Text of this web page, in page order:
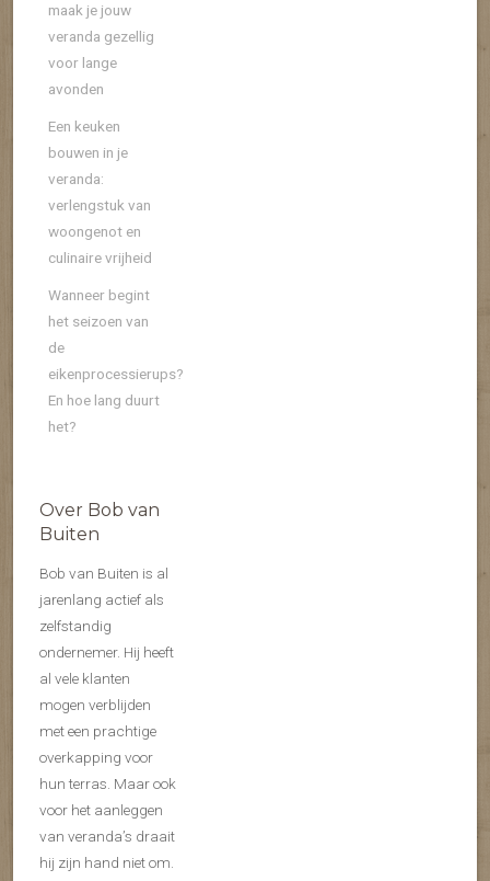
maak je jouw
veranda gezellig
voor lange
avonden
Een keuken
bouwen in je
veranda:
verlengstuk van
woongenot en
culinaire vrijheid
Wanneer begint
het seizoen van
de
eikenprocessierups?
En hoe lang duurt
het?
Over Bob van
Buiten
Bob van Buiten is al
jarenlang actief als
zelfstandig
ondernemer. Hij heeft
al vele klanten
mogen verblijden
met een prachtige
overkapping voor
hun terras. Maar ook
voor het aanleggen
van veranda’s draait
hij zijn hand niet om.